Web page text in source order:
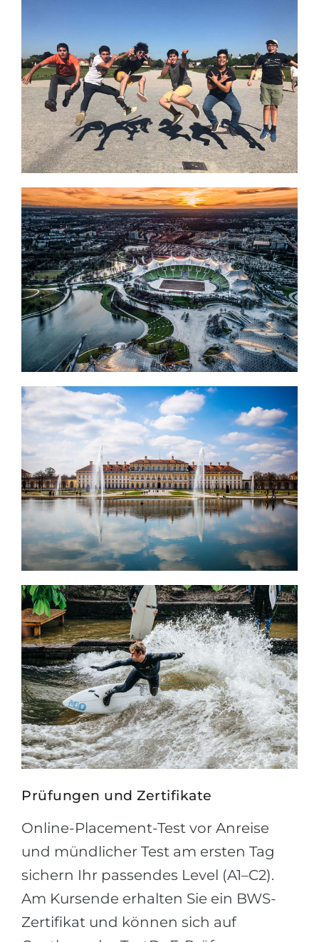
Prüfungen und Zertifikate
Online-Placement-Test vor Anreise
und mündlicher Test am ersten Tag
sichern Ihr passendes Level (A1–C2).
Am Kursende erhalten Sie ein BWS-
Zertifikat und können sich auf